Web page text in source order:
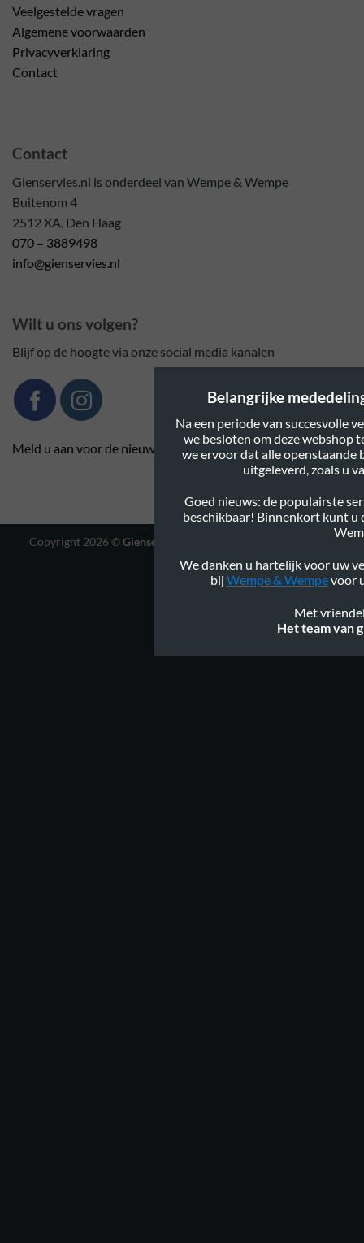
Veelgestelde vragen
Algemene voorwaarden
Privacyverklaring
Contact
Contact
Gienservies.nl is onderdeel van Wempe & Wempe
Buitenom 4
2512 XA, Den Haag
070 – 3889498
info@gienservies.nl
Wilt u ons volgen?
Blijf op de hoogte via onze social media kanalen
Meld u aan voor de nieuwsbrief
Copyright 2026 ©Gienservies.nl
Design
Belangrijke
Na een periode van succesvolle
we besloten om deze webshop
we ervoor dat alle openstaande
uitgeleverd, zoals u
Goed nieuws: de populairste
beschikbaar! Binnenkort kunt u
We danken u hartelijk voor uw
bij Wempe & Wempevoor
Met
Het team van